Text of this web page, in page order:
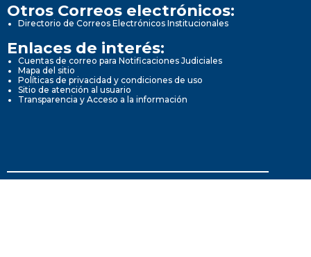
Otros Correos electrónicos:
Directorio de Correos Electrónicos Institucionales
Enlaces de interés:
Cuentas de correo para Notificaciones Judiciales
Mapa del sitio
Políticas de privacidad y condiciones de uso
Sitio de atención al usuario
Transparencia y Acceso a la información